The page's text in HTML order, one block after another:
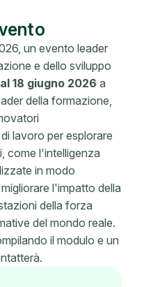
un evento leader
e dello sviluppo
18 giugno 2026 a
della formazione,
lavoro per esplorare
come l'intelligenza
in modo
l'impatto della
della forza
del mondo reale.
il modulo e un